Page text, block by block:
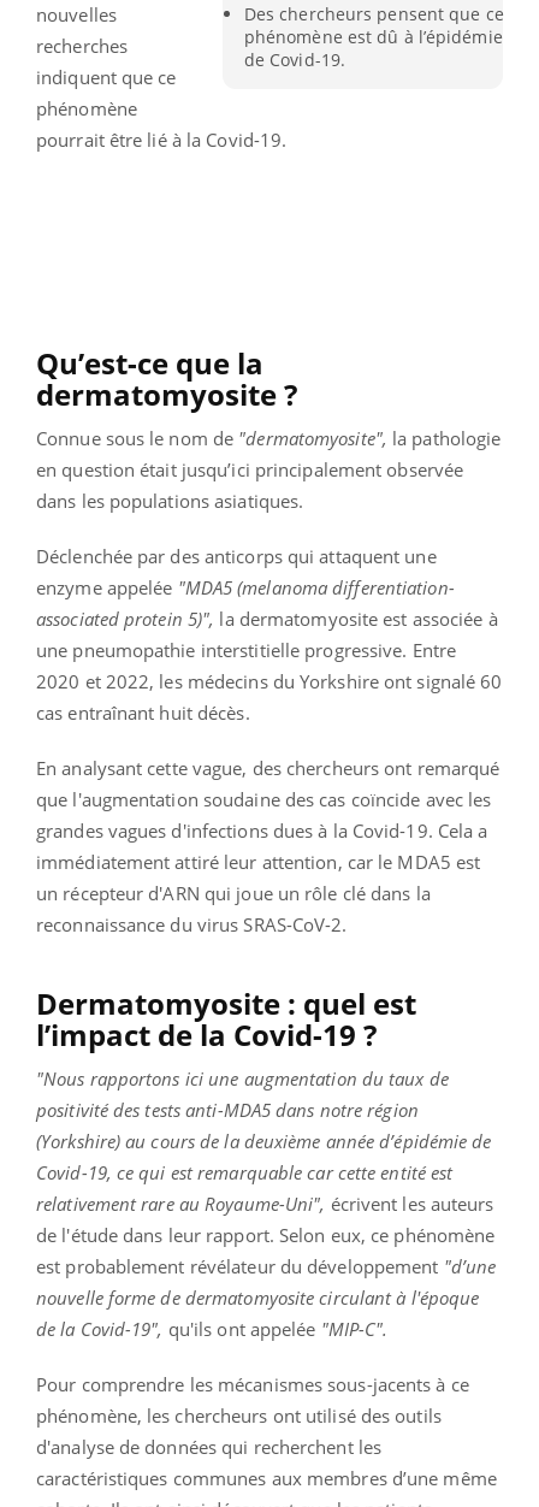
Des chercheurs pensent que ce
phénomène est dû à l’épidémie
de Covid-19.
nouvelles
recherches
indiquent que ce
phénomène
pourrait être lié à la Covid-19.
Qu’est-ce que la
dermatomyosite ?
Connue sous le nom de "dermatomyosite", la pathologie
en question était jusqu’ici principalement observée
dans les populations asiatiques.
Déclenchée par des anticorps qui attaquent une
enzyme appelée "MDA5 (melanoma differentiation-
associated protein 5)", la dermatomyosite est associée à
une pneumopathie interstitielle progressive. Entre
2020 et 2022, les médecins du Yorkshire ont signalé 60
cas entraînant huit décès.
En analysant cette vague, des chercheurs ont remarqué
que l'augmentation soudaine des cas coïncide avec les
grandes vagues d'infections dues à la Covid-19. Cela a
immédiatement attiré leur attention, car le MDA5 est
un récepteur d'ARN qui joue un rôle clé dans la
reconnaissance du virus SRAS-CoV-2.
Dermatomyosite : quel est
l’impact de la Covid-19 ?
"Nous rapportons ici une augmentation du taux de
positivité des tests anti-MDA5 dans notre région
(Yorkshire) au cours de la deuxième année d’épidémie de
Covid-19, ce qui est remarquable car cette entité est
relativement rare au Royaume-Uni", écrivent les auteurs
de l'étude dans leur rapport. Selon eux, ce phénomène
est probablement révélateur du développement "d’une
nouvelle forme de dermatomyosite circulant à l'époque
de la Covid-19", qu'ils ont appelée "MIP-C".
Pour comprendre les mécanismes sous-jacents à ce
phénomène, les chercheurs ont utilisé des outils
d'analyse de données qui recherchent les
caractéristiques communes aux membres d’une même